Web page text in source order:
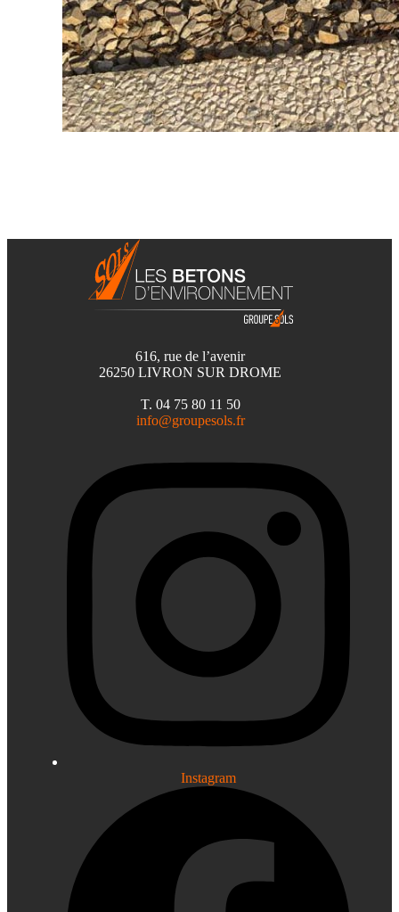
616, rue de l’avenir
26250 LIVRON SUR DROME
T. 04 75 80 11 50
info@groupesols.fr
Instagram